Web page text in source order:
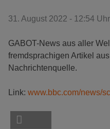
31. August 2022 - 12:54 Uhr
GABOT-News aus aller
fremdsprachigen Artikel
Nachrichtenquelle.
Link: www.bbc.com/news/